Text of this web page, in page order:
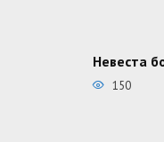
Невеста
150